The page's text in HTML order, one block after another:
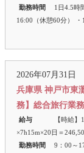
勤務時間
1日4.5時
16:00（休憩60分）
な
2026年07月31日
兵庫県 神戸市東
務】総合旅行業
給与
【時給
×7h15m×20日＝
勤務時間
9：00～